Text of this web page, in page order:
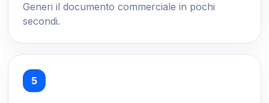
Generi il documento commerciale in pochi
secondi.